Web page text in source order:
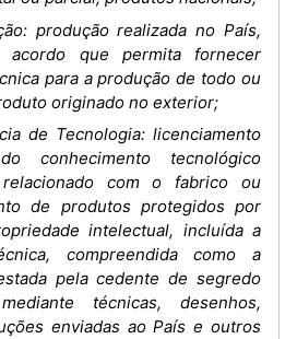
produção realizada no País,
acordo que permita fornecer
para a produção de todo ou
originado no exterior;
de Tecnologia: licenciamento
conhecimento tecnológico
relacionado com o fabrico ou
de produtos protegidos por
intelectual, incluída a
compreendida como a
pela cedente de segredo
técnicas, desenhos,
enviadas ao País e outros